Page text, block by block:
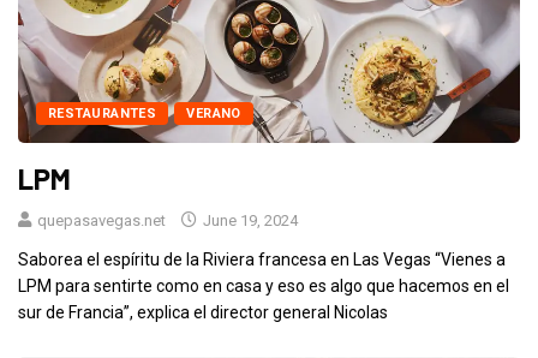
RESTAURANTES VERANO
LPM
quepasavegas.net June 19, 2024
Saborea el espíritu de la Riviera francesa en Las Vegas “Vienes a
LPM para sentirte como en casa y eso es algo que hacemos en el
sur de Francia”, explica el director general Nicolas